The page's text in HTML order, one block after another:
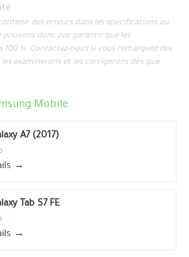
des erreurs dans les spécifications ou
pouvons donc pas garantir que les
%. Contactez-nous si vous remarquez des
examinerons et les corrigerons dès que
Mobile
A7 (2017)
→
Tab S7 FE
→